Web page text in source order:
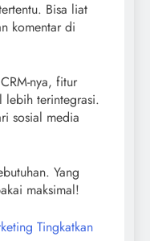
Bisa liat
komentar di
nya, fitur
lebih terintegrasi.
sosial media
Yang
maksimal!
Tingkatkan